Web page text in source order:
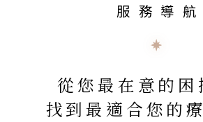
服務導航
從您最在意的困
找到最適合您的